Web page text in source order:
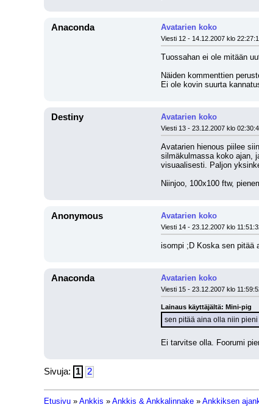
Anaconda Avatarien koko
Viesti 12 - 14.12.2007 klo
Tuossahan ei ole mitään
Näiden kommenttien
Ei ole kovin suurta
Destiny Avatarien koko
Viesti 13 - 23.12.2007 klo
Avatarien hienous piilee
silmäkulmassa koko ajan,
visuaalisesti. Paljon
Niinjoo, 100x100 ftw,
Anonymous Avatarien koko
Viesti 14 - 23.12.2007 klo
isompi ;D Koska sen pitää
Anaconda Avatarien koko
Viesti 15 - 23.12.2007 klo
Lainaus käyttäjältä: Mini-pig
sen pitää aina olla niin
Ei tarvitse olla. Foorumi
Sivuja: 1 2
Etusivu » Ankkis » Ankkis & Ankkalinnake » Ankkiksen